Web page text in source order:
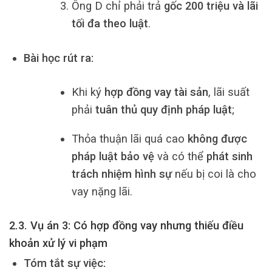
Ông D chỉ phải trả gốc 200 triệu và lãi
tối đa theo luật.
Bài học rút ra:
Khi ký hợp đồng vay tài sản, lãi suất
phải tuân thủ quy định pháp luật;
Thỏa thuận lãi quá cao không được
pháp luật bảo vệ và có thể phát sinh
trách nhiệm hình sựnếu bị coi là cho
vay nặng lãi.
2.3. Vụ án 3: Có hợp đồng vay nhưng thiếu điều
khoản xử lý vi phạm
Tóm tắt sự việc: